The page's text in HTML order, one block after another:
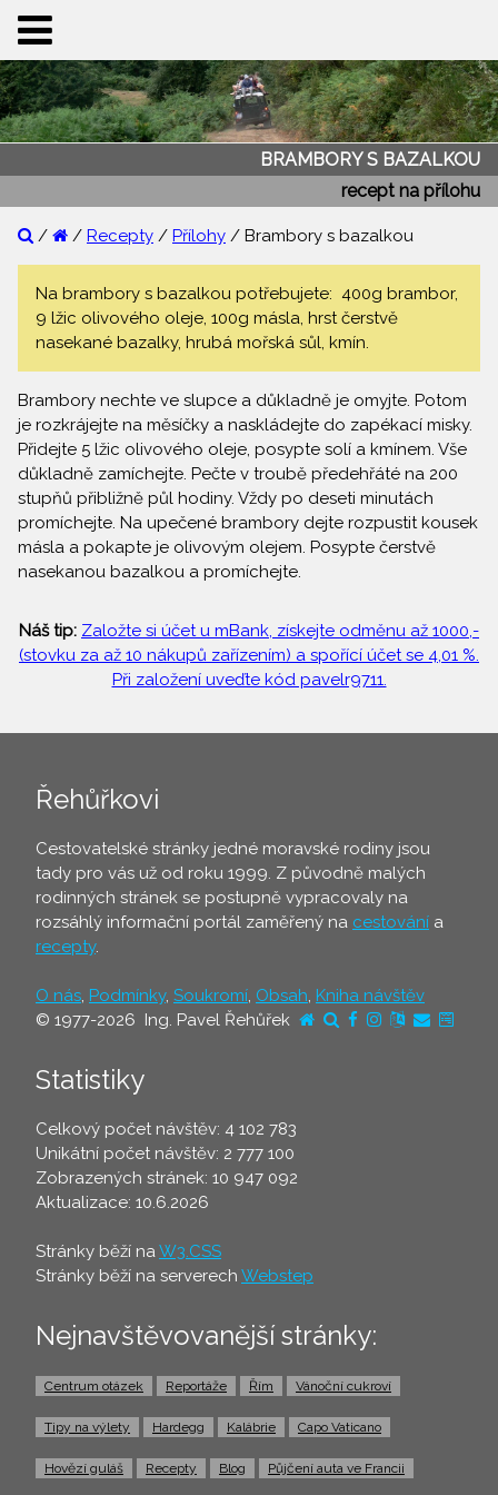
BRAMBORY S BAZALKOU
recept na přílohu
/ / Recepty / Přílohy / Brambory s bazalkou
Na brambory s bazalkou potřebujete: 400g brambor,
9 lžic olivového oleje, 100g másla, hrst čerstvě
nasekané bazalky, hrubá mořská sůl, kmín.
Brambory nechte ve slupce a důkladně je omyjte. Potom
je rozkrájejte na měsíčky a naskládejte do zapékací misky.
Přidejte 5 lžic olivového oleje, posypte solí a kmínem. Vše
důkladně zamíchejte. Pečte v troubě předehřáté na 200
stupňů přibližně půl hodiny. Vždy po deseti minutách
promíchejte. Na upečené brambory dejte rozpustit kousek
másla a pokapte je olivovým olejem. Posypte čerstvě
nasekanou bazalkou a promíchejte.
Náš tip: Založte si účet u mBank, získejte odměnu až 1000,-
(stovku za až 10 nákupů zařízením) a spořící účet se 4,01 %.
Při založení uveďte kód pavelr9711.
Řehůřkovi
Cestovatelské stránky jedné moravské rodiny jsou
tady pro vás už od roku 1999. Z původně malých
rodinných stránek se postupně vypracovaly na
rozsáhlý informační portál zaměřený na cestování a
recepty.
O nás, Podmínky, Soukromí, Obsah, Kniha návštěv
© 1977-2026 Ing. Pavel Řehůřek
Statistiky
Celkový počet návštěv: 4 102 783
Unikátní počet návštěv: 2 777 100
Zobrazených stránek: 10 947 092
Aktualizace: 10.6.2026
Stránky běží naW3.CSS
Stránky běží na serverech Webstep
Nejnavštěvovanější stránky:
Centrum otázek Reportáže Řím Vánoční cukroví
Tipy na výlety Hardegg Kalábrie Capo Vaticano
Hovězí guláš Recepty Blog Půjčení auta ve Francii